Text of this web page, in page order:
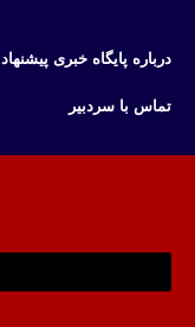
درباره پایگاه خبری
تماس با سردبیر